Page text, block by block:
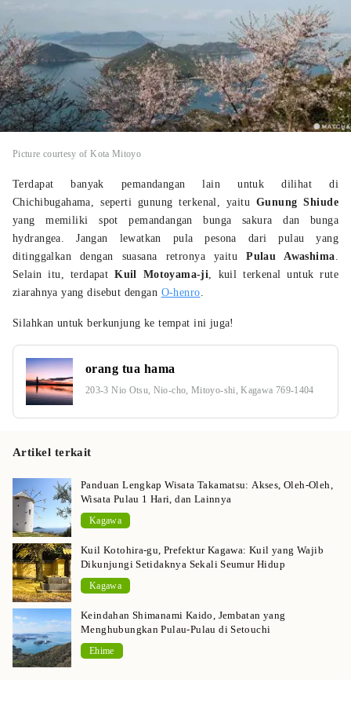
Picture courtesy of Kota Mitoyo
Terdapat banyak pemandangan lain untuk dilihat di
Chichibugahama, seperti gunung terkenal, yaituGunung Shiude
yang memiliki spot pemandangan bunga sakura dan bunga
hydrangea. Jangan lewatkan pula pesona dari pulau yang
ditinggalkan dengan suasana retronya yaituPulau Awashima.
Selain itu, terdapatKuil Motoyama-ji, kuil terkenal untuk rute
ziarahnya yang disebut dengan O-henro.
Silahkan untuk berkunjung ke tempat ini juga!
orang tua hama
203-3 Nio Otsu, Nio-cho, Mitoyo-shi, Kagawa 769-1404
Artikel terkait
Panduan Lengkap Wisata Takamatsu: Akses, Oleh-Oleh,
Wisata Pulau 1 Hari, dan Lainnya
Kagawa
Kuil Kotohira-gu, Prefektur Kagawa: Kuil yang Wajib
Dikunjungi Setidaknya Sekali Seumur Hidup
Kagawa
Keindahan Shimanami Kaido, Jembatan yang
Menghubungkan Pulau-Pulau di Setouchi
Ehime